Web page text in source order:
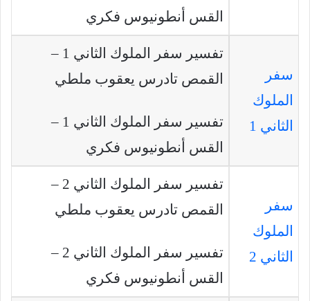
القس أنطونيوس فكري
سفر
الملوك
الثاني 1
تفسير سفر الملوك الثاني 1 –
القمص تادرس يعقوب ملطي
تفسير سفر الملوك الثاني 1 –
القس أنطونيوس فكري
سفر
الملوك
الثاني 2
تفسير سفر الملوك الثاني 2 –
القمص تادرس يعقوب ملطي
تفسير سفر الملوك الثاني 2 –
القس أنطونيوس فكري